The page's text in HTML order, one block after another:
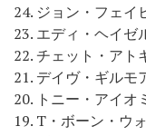
24. ジョン・フェ
23. エディ・ヘイゼ
22. チェット・アト
21. デイヴ・ギルモ
20. トニー・アイオ
19. T・ボーン・ウ